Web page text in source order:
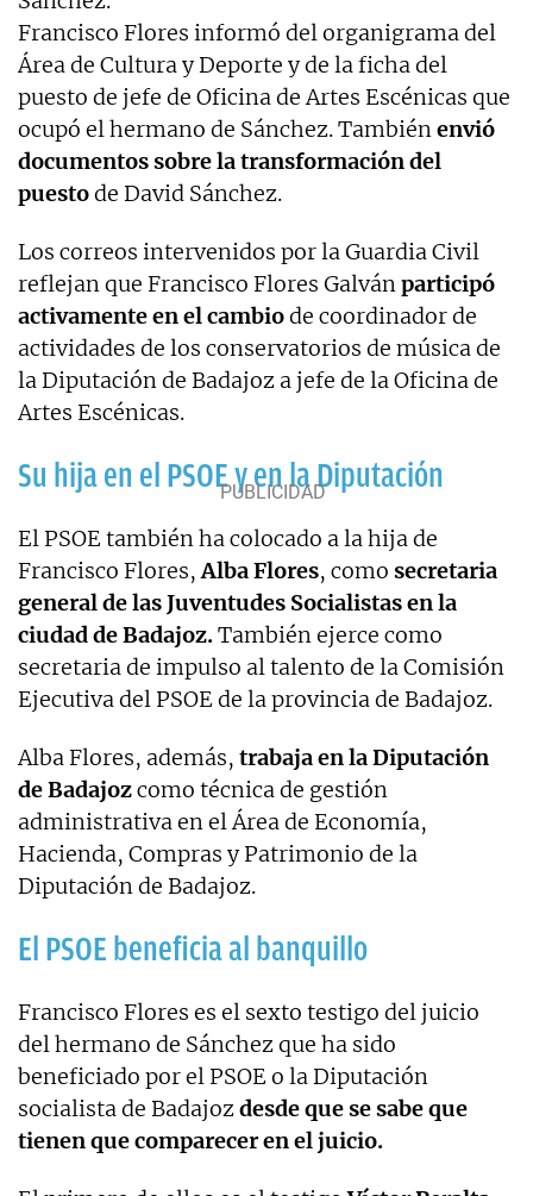
Francisco Flores informó del organigrama del
Área de Cultura y Deporte y de la ficha del
puesto de jefe de Oficina de Artes Escénicas que
ocupó el hermano de Sánchez. Tambiénenvió
documentos sobre la transformación del
puestode David Sánchez.
Los correos intervenidos por la Guardia Civil
reflejan que Francisco Flores Galvánparticipó
activamente en el cambiode coordinador de
actividades de los conservatorios de música de
la Diputación de Badajoz a jefe de la Oficina de
Artes Escénicas.
Su hija en el PSOE y en la Diputación
El PSOE también ha colocado a la hija de
Francisco Flores,Alba Flores, como secretaria
general de las Juventudes Socialistas en la
ciudad de Badajoz.También ejerce como
secretaria de impulso al talento de la Comisión
Ejecutiva del PSOE de la provincia de Badajoz.
Alba Flores, además, trabaja en la Diputación
de Badajozcomo técnica de gestión
administrativa en el Área de Economía,
Hacienda, Compras y Patrimonio de la
Diputación de Badajoz.
El PSOE beneficia al banquillo
Francisco Flores es el sexto testigo del juicio
del hermano de Sánchez que ha sido
beneficiado por el PSOE o la Diputación
socialista de Badajozdesde que se sabe que
tienen que comparecer en el juicio.